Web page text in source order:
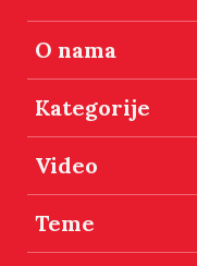
O nama
Kategorije
Video
Teme